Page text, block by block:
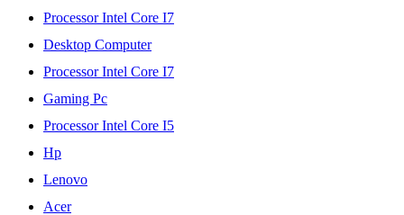
Processor Intel Core I7
Desktop Computer
Processor Intel Core I7
Gaming Pc
Processor Intel Core I5
Hp
Lenovo
Acer